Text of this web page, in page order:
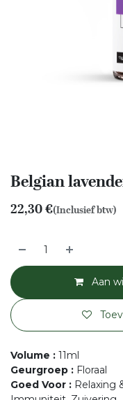
Belgian
22,30€(Inclusief btw)
Aan
Volume : 11ml
Geurgroep : Floraal
Goed Voor : Relaxing